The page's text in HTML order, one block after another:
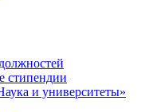
стипендии
и университеты»